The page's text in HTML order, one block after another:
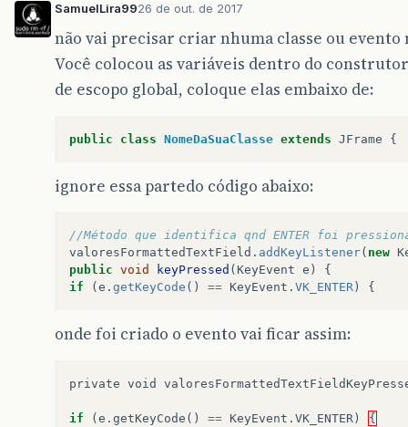
SamuelLira9926 de out. de 2017
não vai precisar criar nhuma classe ou evento
Você colocou as variáveis dentro do
de escopo global, coloque elas embaixo de:
public class NomeDaSuaClasse extends JFrame {
ignore essa partedo código abaixo:
//Método que identifica qnd ENTER foi
valoresFormattedTextField . addKeyListener( new
public void keyPressed ( KeyEvent e )
{
if
( e . getKeyCode () == KeyEvent . VK_ENTER ) {
onde foi criado o evento vai ficar assim:
private void
if (e . getKeyCode () == KeyEvent . VK_ENTER ) {